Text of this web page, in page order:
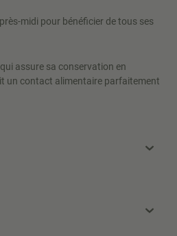
midi pour bénéficier de tous ses
assure sa conservation en
un contact alimentaire parfaitement